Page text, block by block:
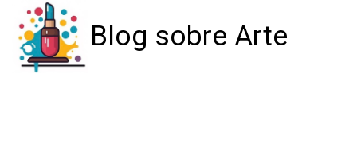
Blog sobre Arte